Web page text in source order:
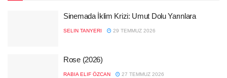
Sinemada İklim Krizi: Umut Dolu Yarınlara
SELIN TANYERI 29 TEMMUZ 2026
Rose (2026)
RABIA ELIF ÖZCAN 27 TEMMUZ 2026